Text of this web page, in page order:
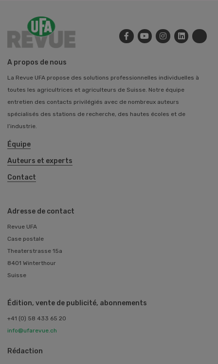
A propos de nous
La Revue UFA propose des solutions professionnelles individuelles à
toutes les agricultrices et agriculteurs de Suisse. Notre équipe
entretien des contacts privilégiés avec de nombreux auteurs
spécialisés des stations de recherche, des hautes écoles et de
l’industrie.
Équipe
Auteurs et experts
Contact
Adresse de contact
Revue UFA
Case postale
Theaterstrasse 15a
8401 Winterthour
Suisse
Édition, vente de publicité, abonnements
+41 (0) 58 433 65 20
info@ufarevue.ch
Rédaction